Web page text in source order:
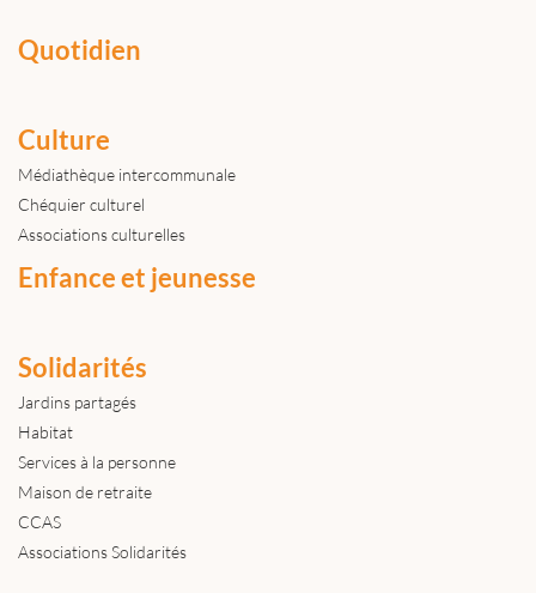
Quotidien
Culture
Médiathèque intercommunale
Chéquier culturel
Associations culturelles
Enfance et jeunesse
Solidarités
Jardins partagés
Habitat
Services à la personne
Maison de retraite
CCAS
Associations Solidarités